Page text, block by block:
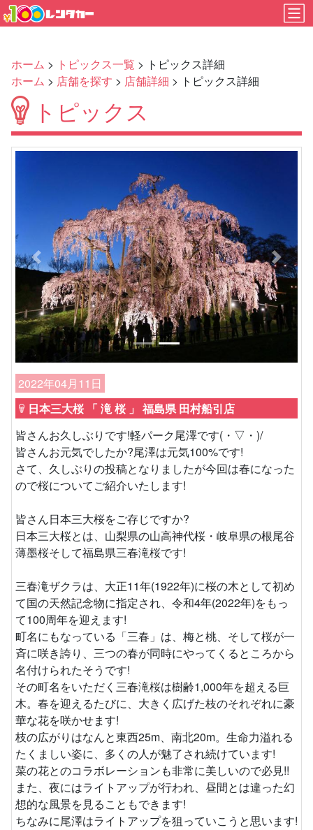
ホーム > トピックス一覧 > トピックス詳細
ホーム > 店舗を探す > 店舗詳細 > トピックス詳細
トピックス
Previous Next
2022年04月11日
日本三大桜 「 滝 桜 」 福島県 田村船引店
皆さんお久しぶりです!軽パーク尾澤です(・▽・)/
皆さんお元気でしたか?尾澤は元気100%です!
さて、久しぶりの投稿となりましたが今回は春になった
ので桜についてご紹介いたします!
皆さん日本三大桜をご存じですか?
日本三大桜とは、山梨県の山高神代桜・岐阜県の根尾谷
薄墨桜そして福島県三春滝桜です!
三春滝ザクラは、大正11年(1922年)に桜の木として初め
て国の天然記念物に指定され、令和4年(2022年)をもっ
て100周年を迎えます!
町名にもなっている「三春」は、梅と桃、そして桜が一
斉に咲き誇り、三つの春が同時にやってくるところから
名付けられたそうです!
その町名をいただく三春滝桜は樹齢1,000年を超える巨
木。春を迎えるたびに、大きく広げた枝のそれぞれに豪
華な花を咲かせます!
枝の広がりはなんと東西25m、南北20m。生命力溢れる
たくましい姿に、多くの人が魅了され続けています!
菜の花とのコラボレーションも非常に美しいので必見!!
また、夜にはライトアップが行われ、昼間とは違った幻
想的な風景を見ることもできます!
ちなみに尾澤はライトアップを狙っていこうと思います!